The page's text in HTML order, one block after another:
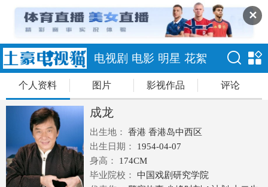
✕
电视剧 电影 明星 花絮
个人资料 图片 影视作品 评论
成龙
出生地：
香港 香港岛中西区
出生日期：
1954-04-07
身高：
174CM
毕业院校：
中国戏剧研究学院